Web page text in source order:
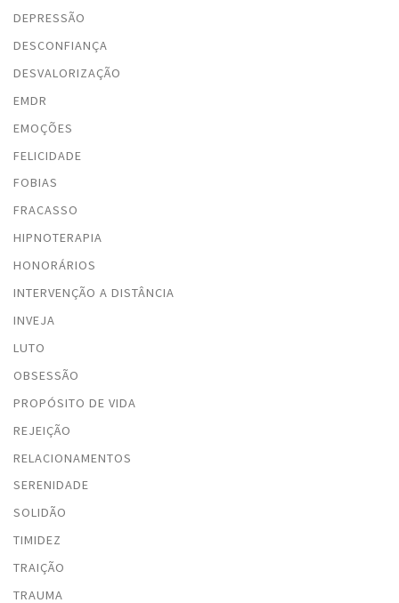
DEPRESSÃO
DESCONFIANÇA
DESVALORIZAÇÃO
EMDR
EMOÇÕES
FELICIDADE
FOBIAS
FRACASSO
HIPNOTERAPIA
HONORÁRIOS
INTERVENÇÃO A DISTÂNCIA
INVEJA
LUTO
OBSESSÃO
PROPÓSITO DE VIDA
REJEIÇÃO
RELACIONAMENTOS
SERENIDADE
SOLIDÃO
TIMIDEZ
TRAIÇÃO
TRAUMA